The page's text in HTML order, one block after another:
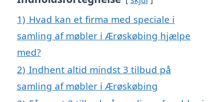
1) Hvad kan et firma med speciale i
samling af møbler i Ærøskøbing hjælpe
med?
2) Indhent altid mindst 3 tilbud på
samling af møbler i Ærøskøbing